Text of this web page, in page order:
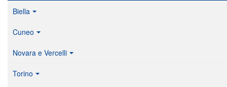
Biella
Cuneo
Novara e Vercelli
Torino